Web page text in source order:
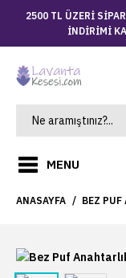
2500 TL ÜZERİ
İNDİRİMİ
MENU
ANASAYFA BEZ